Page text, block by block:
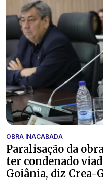
OBRA INACABADA
Paralisação da
ter condenado
Goiânia, diz Crea-